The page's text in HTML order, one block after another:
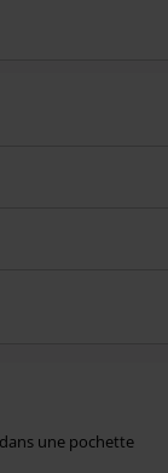
une pochette